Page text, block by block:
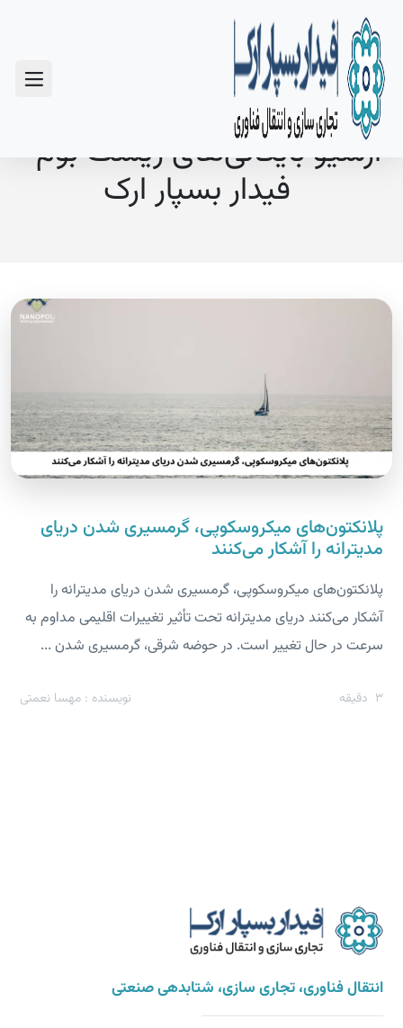
آرشیو بایگانی‌های زیست بوم -
فیدار بسپار ارک
پلانکتون‌های میکروسکوپی، گرمسیری شدن دریای
مدیترانه را آشکار می‌کنند
پلانکتون‌های میکروسکوپی، گرمسیری شدن دریای مدیترانه را
آشکار می‌کنند دریای مدیترانه تحت تأثیر تغییرات اقلیمی مداوم به
سرعت در حال تغییر است. در حوضه شرقی، گرمسیری شدن ...
3 دقیقه نویسنده : مهسا نعمتی
انتقال فناوری، تجاری سازی، شتابدهی صنعتی